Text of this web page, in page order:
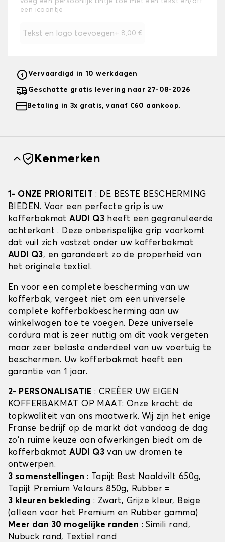
een icoontje
Tekst en logo toevoegen+ 8,00 €
Vervaardigd in 10 werkdagen
Geschatte gratis levering naar 27-08-2026
Betaling in 3x gratis, vanaf €60 aankoop.
Kenmerken
1- ONZE PRIORITEIT : DE BESTE BESCHERMING
BIEDEN. Voor een perfecte grip is uw
kofferbakmatAUDI Q3 heeft een gegranuleerde
achterkant . Deze onberispelijke grip voorkomt
dat vuil zich vastzet onder uw kofferbakmat
AUDI Q3, en garandeert zo de properheid van
het originele textiel.
En voor een complete bescherming van uw
kofferbak, vergeet niet om een universele
complete kofferbakbescherming aan uw
winkelwagen toe te voegen. Deze universele
cordura mat is zeer nuttig om dit vaak vergeten
maar zeer belaste onderdeel van uw voertuig te
beschermen. Uw kofferbakmat heeft een
garantie van 1 jaar.
2- PERSONALISATIE: CREËER UW EIGEN
KOFFERBAKMAT OP MAAT: Onze kracht: de
topkwaliteit van ons maatwerk. Wij zijn het enige
Franse bedrijf op de markt dat vandaag de dag
zo'n ruime keuze aan afwerkingen biedt om de
kofferbakmatAUDI Q3 van uw dromen te
ontwerpen.
3 samenstellingen: Tapijt Best Naaldvilt 650g,
Tapijt Premium Velours 850g, Rubber =
3 kleuren bekleding : Zwart, Grijze kleur, Beige
(alleen voor het Premium en Rubber gamma)
Meer dan 30 mogelijke randen : Simili rand,
Nubuck rand, Textiel rand